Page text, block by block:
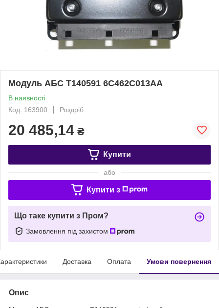
Модуль АБС T140591 6C462C013AA
В наявності
Код: 163900
Роздріб
20 485,14 ₴
Купити
або
Купити з
Що таке купити з Пром?
Замовлення під захистом
Доставка Оплата Умови повернення
Опис